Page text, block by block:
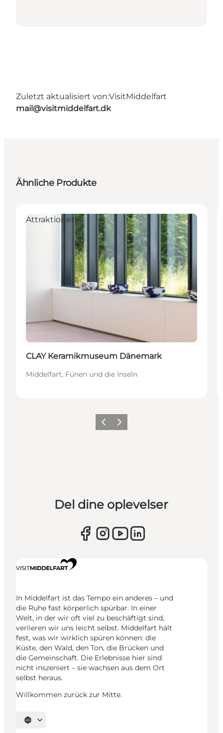
Zuletzt aktualisiert von:VisitMiddelfart
mail@visitmiddelfart.dk
Ähnliche Produkte
Attraktionen
CLAY Keramikmuseum Dänemark
Middelfart, Fünen und die Inseln
ZurückWeiter
Del dine oplevelser
In Middelfart ist das Tempo ein anderes – und
die Ruhe fast körperlich spürbar. In einer
Welt, in der wir oft viel zu beschäftigt sind,
verlieren wir uns leicht selbst. Middelfart hält
fest, was wir wirklich spüren können: die
Küste, den Wald, den Ton, die Brücken und
die Gemeinschaft. Die Erlebnisse hier sind
nicht inszeniert – sie wachsen aus dem Ort
selbst heraus.
Willkommen zurück zur Mitte.
Sprache auswählen